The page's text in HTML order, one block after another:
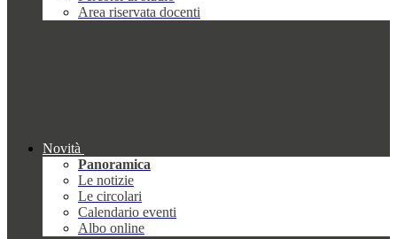
Area riservata docenti
Novità
Panoramica
Le notizie
Le circolari
Calendario eventi
Albo online